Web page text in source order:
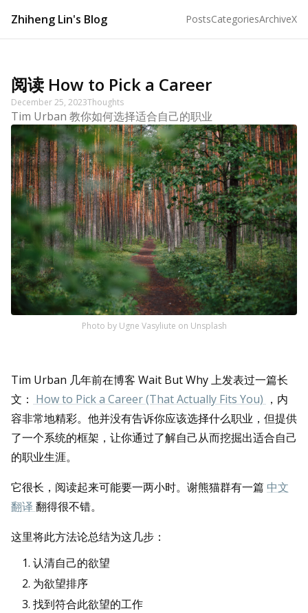
Zhiheng Lin's Blog PostsCategoriesArchiveX
阅读 How to Pick a Career
December 25, 2023Thoughts
Tim Urban 教你如何选择适合自己的职业
Photo by Ugne Vasyliute on Unsplash
Tim Urban 几年前在博客 Wait But Why 上发表过一篇长
文： How to Pick a Career (That Actually Fits You) ，内
容非常地精彩。他并没有告诉你应该选择什么职业，但提供
了一个系统的框架，让你通过了解自己从而挖掘出适合自己
的职业生涯。
它很长，阅读起来可能要一两小时。谢熊猫群有一篇 中文
翻译 翻得很不错。
这里将此方法论总结为这几步：
认清自己的欲望
为欲望排序
找到符合此欲望的工作